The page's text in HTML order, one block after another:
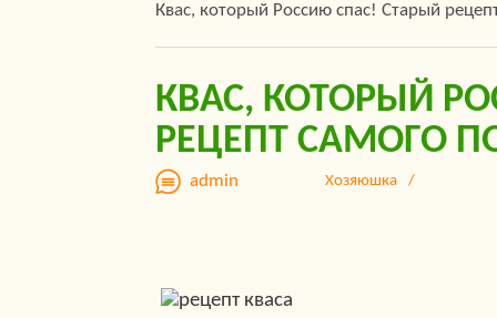
Квас, который Россию спас! Старый
КВАС, КОТОРЫЙ
РЕЦЕПТ САМОГО
admin Хозяюшка